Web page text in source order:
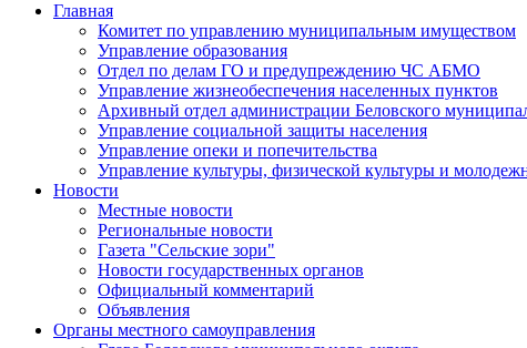
Главная
Комитет по управлению муниципальным имуществом
Управление образования
Отдел по делам ГО и предупреждению ЧС АБМО
Управление жизнеобеспечения населенных пунктов
Архивный отдел администрации Беловского
Управление социальной защиты населения
Управление опеки и попечительства
Управление культуры, физической культуры и
Новости
Местные новости
Региональные новости
Газета "Сельские зори"
Новости государственных органов
Официальный комментарий
Объявления
Органы местного самоуправления